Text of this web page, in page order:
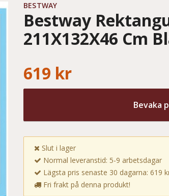
BESTWAY
Bestway
211X132X46 Cm
619 kr
Bevaka
Slut i lager
Normal leveranstid: 5-9 arbetsdagar
Lägsta pris senaste 30 dagarna: 619
Fri frakt på denna produkt!